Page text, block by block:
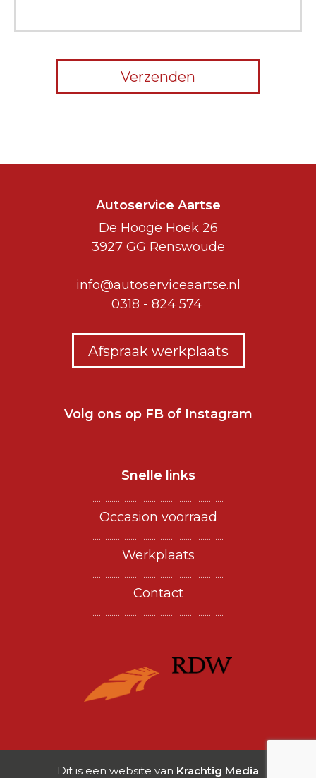
Autoservice Aartse
De Hooge Hoek 26
3927 GG Renswoude
info@autoserviceaartse.nl
0318 - 824 574
Afspraak werkplaats
Volg ons op FBof Instagram
Snelle links
Occasion voorraad
Werkplaats
Contact
Dit is een website van Krachtig Media